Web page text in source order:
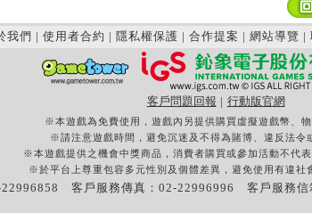
我們 | 使用者合約 | 隱私權保護 | 合作提案 | 網站導覽 |
客戶問題回報 | 行動版官網
※本遊戲為免費使用，遊戲內另提供購買虛擬遊戲幣、物
※請注意遊戲時間，避免沉迷及不得為賭博、違反法令
※本遊戲提供之機會中獎商品，消費者購買或參加活動不代表
※於平台上尊重包容多元性別及個體差異，避免使用有違社
22996858 客戶服務傳真：02-22996996 客戶服務信